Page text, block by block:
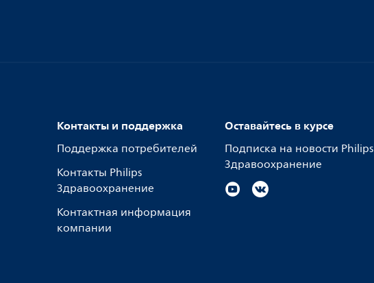
Контакты и поддержка
Поддержка потребителей
Контакты Philips
Здравоохранение
Контактная информация
компании
Оставайтесь в курсе
Подписка на новости Philips
Здравоохранение